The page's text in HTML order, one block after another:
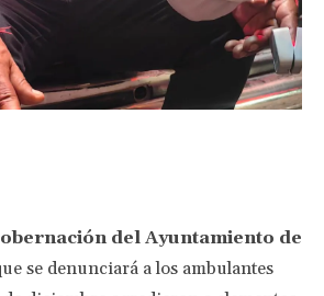
del Ayuntamiento de
se denunciará a los ambulantes